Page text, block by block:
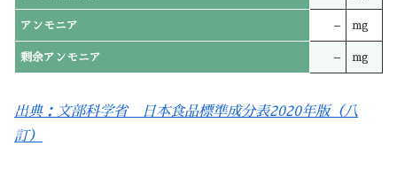
アンモニア – mg
剰余アンモニア – mg
出典：文部科学省 日本食品標準成分表2020年版（八
訂）